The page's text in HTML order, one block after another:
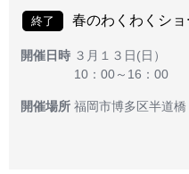
終了 春のわくわくシ
開催日時 ３月１３日(日）
10：00～16：00
開催場所 福岡市博多区半